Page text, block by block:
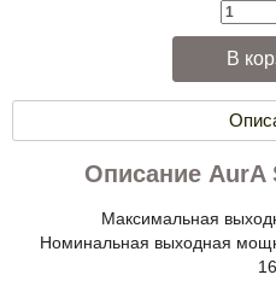
Описание AurA
Максимальная
Номинальная выходная